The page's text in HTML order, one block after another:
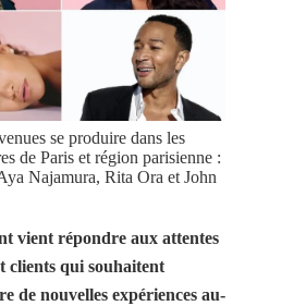
se produire dans les
de Paris et région parisienne :
Najamura, Rita Ora et John
vient répondre aux attentes
clients qui souhaitent
de nouvelles expériences au-